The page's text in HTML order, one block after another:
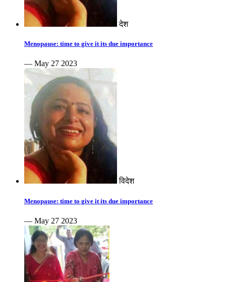
देश
Menopause: time to give it its due importance
— May 27 2023
विदेश
Menopause: time to give it its due importance
— May 27 2023